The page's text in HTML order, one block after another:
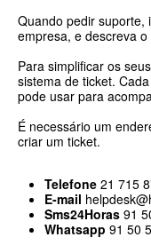
Quando pedir suporte,
empresa, e descreva
Para simplificar os
sistema de ticket.
pode usar para
É necessário um
criar um ticket.
Telefone 21 715
E-mail
Sms24Horas 91
Whatsapp 91 50